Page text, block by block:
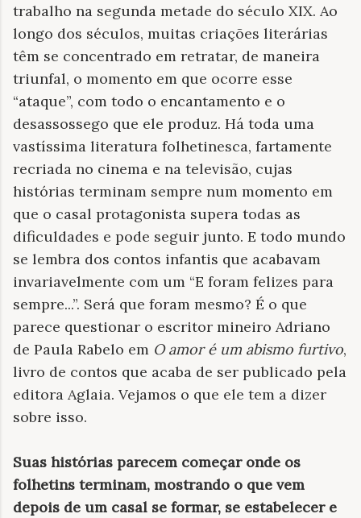
trabalho na segunda metade do século XIX. Ao
longo dos séculos, muitas criações literárias
têm se concentrado em retratar, de maneira
triunfal, o momento em que ocorre esse
“ataque”, com todo o encantamento e o
desassossego que ele produz. Há toda uma
vastíssima literatura folhetinesca, fartamente
recriada no cinema e na televisão, cujas
histórias terminam sempre num momento em
que o casal protagonista supera todas as
dificuldades e pode seguir junto. E todo mundo
se lembra dos contos infantis que acabavam
invariavelmente com um “E foram felizes para
sempre...”. Será que foram mesmo? É o que
parece questionar o escritor mineiro Adriano
de Paula Rabelo em O amor é um abismo furtivo,
livro de contos que acaba de ser publicado pela
editora Aglaia. Vejamos o que ele tem a dizer
sobre isso.
Suas histórias parecem começar onde os
folhetins terminam, mostrando o que vem
depois de um casal se formar, se estabelecer e